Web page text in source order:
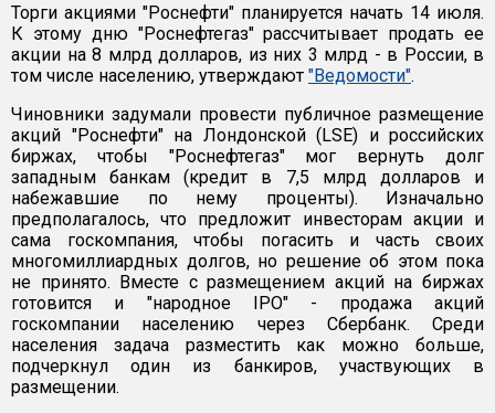
Торги акциями "Роснефти" планируется начать 14 июля.
К этому дню "Роснефтегаз" рассчитывает продать ее
акции на 8 млрд долларов, из них 3 млрд - в России, в
том числе населению, утверждают "Ведомости".
Чиновники задумали провести публичное размещение
акций "Роснефти" на Лондонской (LSE) и российских
биржах, чтобы "Роснефтегаз" мог вернуть долг
западным банкам (кредит в 7,5 млрд долларов и
набежавшие по нему проценты). Изначально
предполагалось, что предложит инвесторам акции и
сама госкомпания, чтобы погасить и часть своих
многомиллиардных долгов, но решение об этом пока
не принято. Вместе с размещением акций на биржах
готовится и "народное IPO" - продажа акций
госкомпании населению через Сбербанк. Среди
населения задача разместить как можно больше,
подчеркнул один из банкиров, участвующих в
размещении.